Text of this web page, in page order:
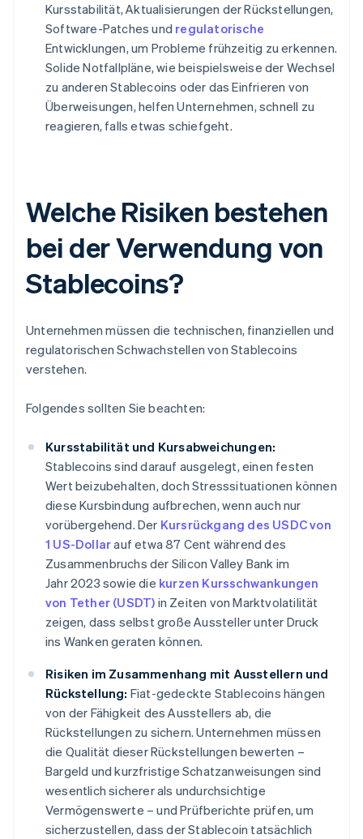
Kursstabilität, Aktualisierungen der Rückstellungen,
Software-Patches und regulatorische
Entwicklungen, um Probleme frühzeitig zu erkennen.
Solide Notfallpläne, wie beispielsweise der Wechsel
zu anderen Stablecoins oder das Einfrieren von
Überweisungen, helfen Unternehmen, schnell zu
reagieren, falls etwas schiefgeht.
Welche Risiken bestehen
bei der Verwendung von
Stablecoins?
Unternehmen müssen die technischen, finanziellen und
regulatorischen Schwachstellen von Stablecoins
verstehen.
Folgendes sollten Sie beachten:
Kursstabilität und Kursabweichungen:
Stablecoins sind darauf ausgelegt, einen festen
Wert beizubehalten, doch Stresssituationen können
diese Kursbindung aufbrechen, wenn auch nur
vorübergehend. Der Kursrückgang des USDC von
1 US-Dollarauf etwa 87 Cent während des
Zusammenbruchs der Silicon Valley Bank im
Jahr 2023 sowie die kurzen Kursschwankungen
von Tether (USDT) in Zeiten von Marktvolatilität
zeigen, dass selbst große Aussteller unter Druck
ins Wanken geraten können.
Risiken im Zusammenhang mit Ausstellern und
Rückstellung: Fiat-gedeckte Stablecoins hängen
von der Fähigkeit des Ausstellers ab, die
Rückstellungen zu sichern. Unternehmen müssen
die Qualität dieser Rückstellungen bewerten –
Bargeld und kurzfristige Schatzanweisungen sind
wesentlich sicherer als undurchsichtige
Vermögenswerte – und Prüfberichte prüfen, um
sicherzustellen, dass der Stablecoin tatsächlich